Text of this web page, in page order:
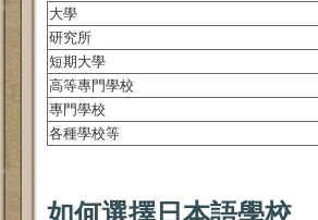
大學
研究所
短期大學
高等專門學校
專門學校
各種學校等
如何選擇日本語學校